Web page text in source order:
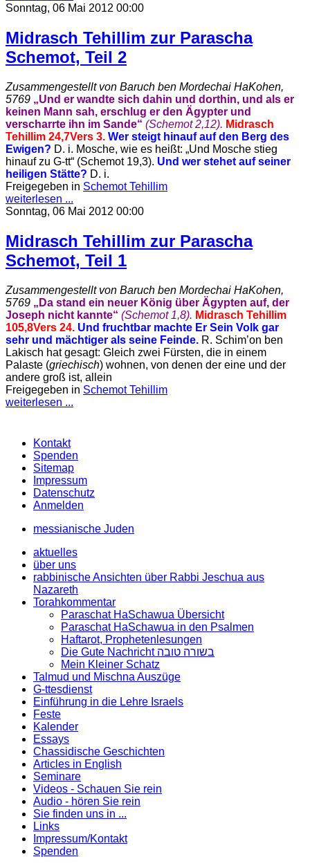
Sonntag, 06 Mai 2012 00:00
Midrasch Tehillim zur Parascha
Schemot, Teil 2
Zusammengestellt von Baruch ben Mordechai HaKohen,
5769 „Und er wandte sich dahin und dorthin, und als er
keinen Mann sah, erschlug er den Ägypter und
verscharrte ihn im Sande“ (Schemot 2,12). Midrasch
Tehillim 24,7Vers 3. Wer steigt hinauf auf den Berg des
Ewigen? D. i. Mosche, wie es heißt: „Und Mosche stieg
hinauf zu G-tt“ (Schemot 19,3). Und wer stehet auf seiner
heiligen Stätte? D. i.
Freigegeben in Schemot Tehillim
weiterlesen ...
Sonntag, 06 Mai 2012 00:00
Midrasch Tehillim zur Parascha
Schemot, Teil 1
Zusammengestellt von Baruch ben Mordechai HaKohen,
5769 „Da stand ein neuer König über Ägypten auf, der
Joseph nicht kannte“ (Schemot 1,8). Midrasch Tehillim
105,8Vers 24. Und fruchtbar machte Er Sein Volk gar
sehr und mächtiger als seine Feinde. R. Schim’on ben
Lakisch hat gesagt: Gleich zwei Fürsten, die in einem
Palaste (griechisch) wohnen, von denen der eine und der
andere groß ist, allein
Freigegeben in Schemot Tehillim
weiterlesen ...
Kontakt
Spenden
Sitemap
Impressum
Datenschutz
Anmelden
messianische Juden
aktuelles
über uns
rabbinische Ansichten über Rabbi Jeschua aus
Nazareth
Torahkommentar
Paraschat HaSchawua Übersicht
Paraschat HaSchawua in den Psalmen
Haftarot, Prophetenlesungen
Die Gute Nachricht בשורה טובה
Mein Kleiner Schatz
Talmud und Mischna Auszüge
G-ttesdienst
Einführung in die Lehre Israels
Feste
Kalender
Essays
Chassidische Geschichten
Articles in English
Seminare
Videos - Schauen Sie rein
Audio - hören Sie rein
Sie finden uns in ...
Links
Impressum/Kontakt
Spenden